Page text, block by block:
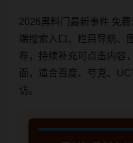
2026黑料门最新事件 免
端搜索入口、栏目导航、
荐，持续补充可点击内容
面，适合百度、夸克、
访。